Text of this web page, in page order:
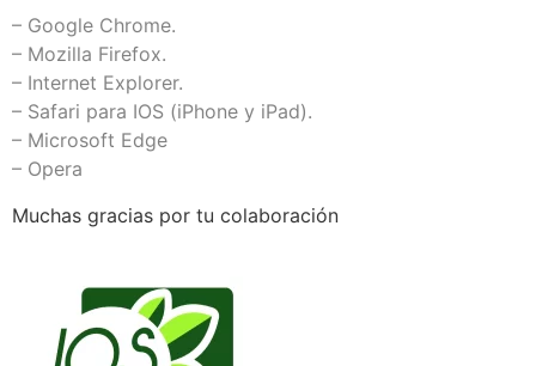
– Google Chrome.
– Mozilla Firefox.
– Internet Explorer.
– Safari para IOS (iPhone y iPad).
– Microsoft Edge
– Opera
Muchas gracias por tu colaboración